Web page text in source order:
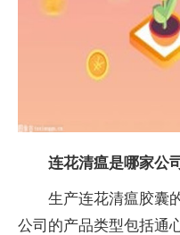
连花清瘟是哪家公
生产连花清瘟胶囊
公司的产品类型包括通